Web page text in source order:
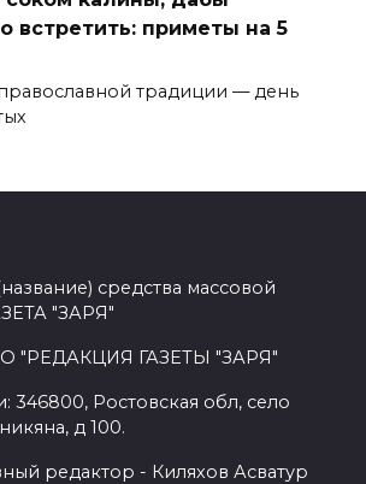
встретить: приметы на 5
православной традиции — день
средства массовой
"ЗАРЯ"
"РЕДАКЦИЯ ГАЗЕТЫ "ЗАРЯ"
346800, Ростовская обл, село
д 100.
редактор - Киляхов Асватур